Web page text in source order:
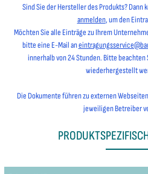
Sind Sie der Hersteller des Produkts? Dann
anmelden, um den
Möchten Sie alle Einträge zu Ihrem
bitte eine E-Mail an
innerhalb von 24 Stunden. Bitte
wiederhergestellt
Die Dokumente führen zu externen
jeweiligen Betreiber